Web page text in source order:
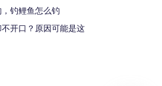
钓鲤鱼怎么钓
开口？原因可能是这